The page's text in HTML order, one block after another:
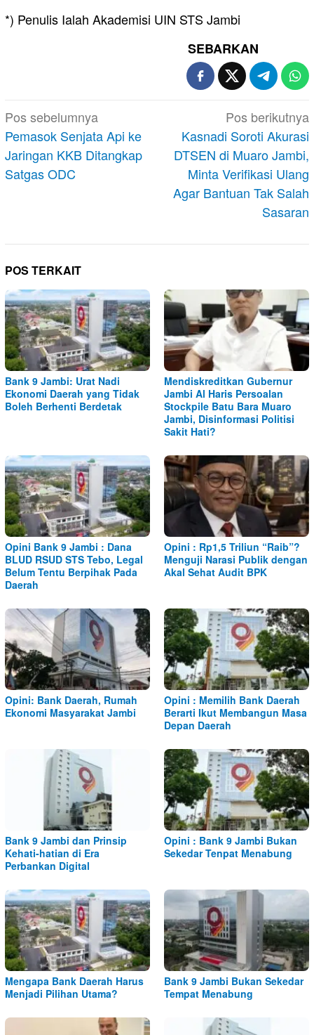
*) Penulis Ialah Akademisi UIN STS Jambi
SEBARKAN
Navigasi
pos
Pos sebelumnya
Pemasok Senjata Api ke
Jaringan KKB Ditangkap
Satgas ODC
Pos berikutnya
Kasnadi Soroti Akurasi
DTSEN di Muaro Jambi,
Minta Verifikasi Ulang
Agar Bantuan Tak Salah
Sasaran
POS TERKAIT
Bank 9 Jambi: Urat Nadi
Ekonomi Daerah yang Tidak
Boleh Berhenti Berdetak
Mendiskreditkan Gubernur
Jambi Al Haris Persoalan
Stockpile Batu Bara Muaro
Jambi, Disinformasi Politisi
Sakit Hati?
Opini Bank 9 Jambi : Dana
BLUD RSUD STS Tebo, Legal
Belum Tentu Berpihak Pada
Daerah
Opini : Rp1,5 Triliun “Raib”?
Menguji Narasi Publik dengan
Akal Sehat Audit BPK
Opini: Bank Daerah, Rumah
Ekonomi Masyarakat Jambi
Opini : Memilih Bank Daerah
Berarti Ikut Membangun Masa
Depan Daerah
Bank 9 Jambi dan Prinsip
Kehati-hatian di Era
Perbankan Digital
Opini : Bank 9 Jambi Bukan
Sekedar Tenpat Menabung
Mengapa Bank Daerah Harus
Menjadi Pilihan Utama?
Bank 9 Jambi Bukan Sekedar
Tempat Menabung